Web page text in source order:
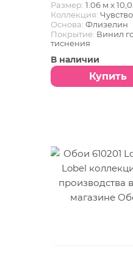
Размер: 1.06 м х
Коллекция: Чувство
Основа: Флизелин
Покрытие: Винил
тиснения
В наличии
Купить